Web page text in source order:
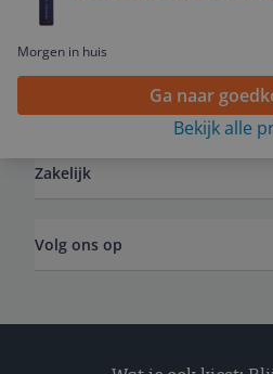
Morgen in huis
Ga naar
Bekijk alle
Service
Zakelijk
Volg ons op